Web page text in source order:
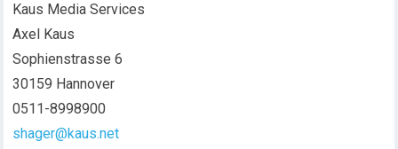
Kaus Media Services
Axel Kaus
Sophienstrasse 6
30159 Hannover
0511-8998900
shager@kaus.net